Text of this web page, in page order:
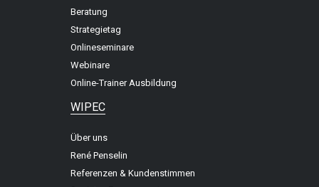
Beratung
Strategietag
Onlineseminare
Webinare
Online-Trainer Ausbildung
WIPEC
Über uns
René Penselin
Referenzen & Kundenstimmen